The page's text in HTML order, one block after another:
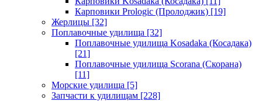
Карповики Prologic (Пролоджик) [19]
Жерлицы [32]
Поплавочные удилища [32]
Поплавочные удилища Kosadaka (Косадака)
[21]
Поплавочные удилища Scorana (Скорана)
[11]
Морские удилища [5]
Запчасти к удилищам [228]